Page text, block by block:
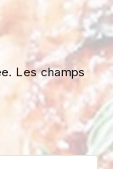
Les champs